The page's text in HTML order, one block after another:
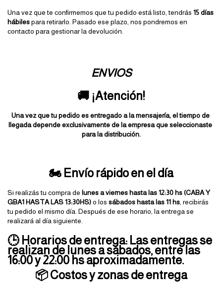
Una vez que te confirmemos que tu pedido está listo, tendrás 15 días
hábiles para retirarlo. Pasado ese plazo, nos pondremos en
contacto para gestionar la devolución.
ENVIOS
🚚 ¡Atención!
Una vez que tu pedido es entregado a la mensajería, el tiempo de
llegada depende exclusivamente de la empresa que seleccionaste
para la distribución.
🏍️ Envío rápido en el día
Si realizás tu compra de lunes a viernes hasta las 12:30 hs (CABA Y
GBA1 HASTA LAS 13:30HS) o los sábados hasta las 11 hs , recibirás
tu pedido el mismo día. Después de ese horario, la entrega se
realizará al día siguiente.
🕒 Horarios de entrega: Las entregas se
realizan de lunes a sábados
16:00 y 22:00 hs aproximadamente.
📦 Costos y zonas de entrega